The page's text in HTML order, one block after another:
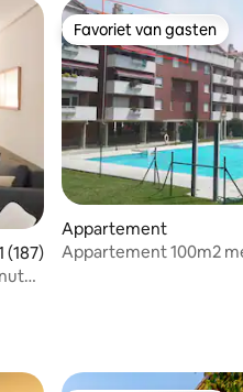
beoordeling van 4,91 uit
(187)
Favoriet van gasten
Favoriet van gasten
Appartement
Appartement 100m2